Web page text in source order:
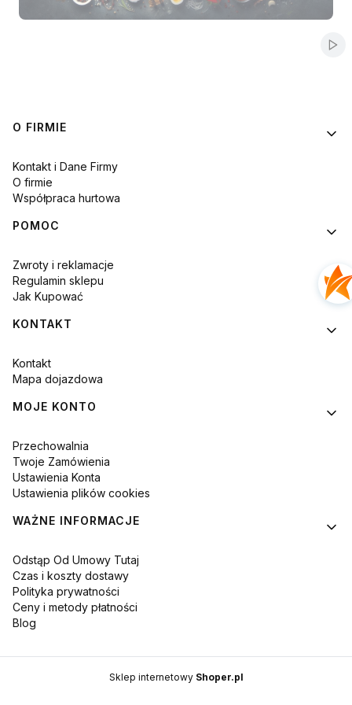
Linki w stopce
O FIRMIE
Kontakt i Dane Firmy
O firmie
Współpraca hurtowa
POMOC
Zwroty i reklamacje
Regulamin sklepu
Jak Kupować
KONTAKT
Kontakt
Mapa dojazdowa
MOJE KONTO
Przechowalnia
Twoje Zamówienia
Ustawienia Konta
Ustawienia plików cookies
WAŻNE INFORMACJE
Odstąp Od Umowy Tutaj
Czas i koszty dostawy
Polityka prywatności
Ceny i metody płatności
Blog
Sklep internetowy Shoper.pl